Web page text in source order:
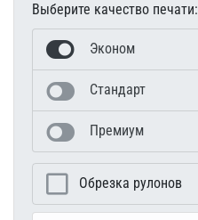
Выберите качество печати:
Эконом
Стандарт
Премиум
Обрезка рулонов